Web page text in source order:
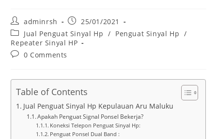
Post
author:
adminrsh
Post
published:
25/01/2021
Post
category:
Jual Penguat Sinyal Hp / Penguat Sinyal Hp /
Repeater Sinyal HP
Post0 Comments
Table of Contents
Jual Penguat Sinyal Hp Kepulauan Aru Maluku
Apakah Penguat Signal Ponsel Bekerja?
Koneksi Telepon Penguat Sinyal Hp:
Penguat Ponsel Dual Band :